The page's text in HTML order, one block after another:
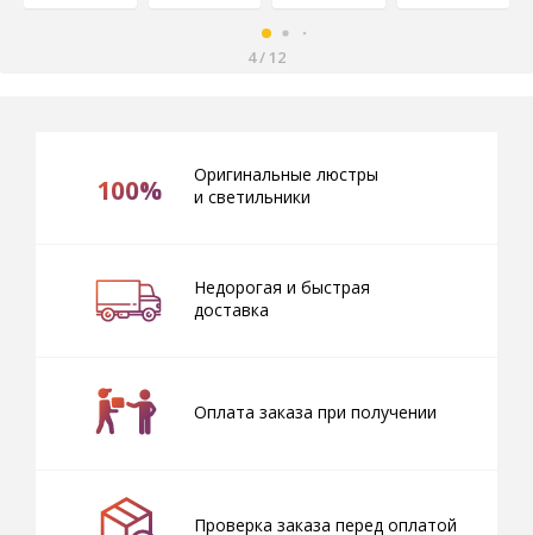
4/ 12
100%
Оригинальные люстры
и светильники
Недорогая и быстрая
доставка
Оплата заказа при получении
Проверка заказа перед оплатой